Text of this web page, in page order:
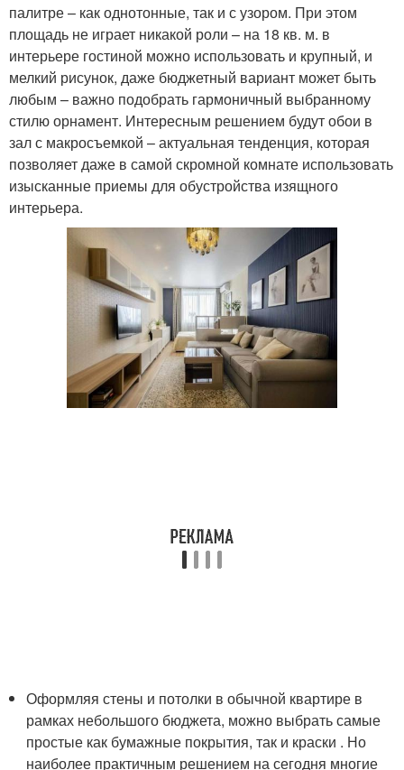
палитре – как однотонные, так и с узором. При этом
площадь не играет никакой роли – на 18 кв. м. в
интерьере гостиной можно использовать и крупный, и
мелкий рисунок, даже бюджетный вариант может быть
любым – важно подобрать гармоничный выбранному
стилю орнамент. Интересным решением будут обои в
зал с макросъемкой – актуальная тенденция, которая
позволяет даже в самой скромной комнате использовать
изысканные приемы для обустройства изящного
интерьера.
Оформляя стены и потолки в обычной квартире в
рамках небольшого бюджета, можно выбрать самые
простые как бумажные покрытия, так и краски . Но
наиболее практичным решением на сегодня многие